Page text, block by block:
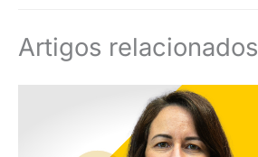
Artigos relacionados